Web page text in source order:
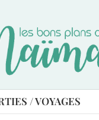
/ VOYAGES